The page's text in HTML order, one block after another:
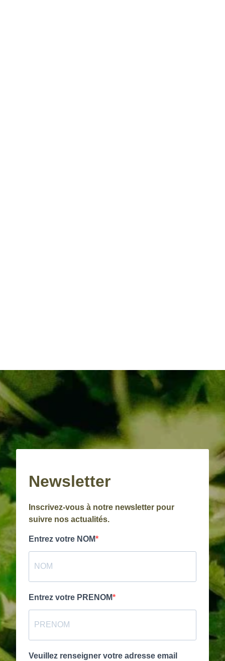
Newsletter
Inscrivez-vous à notre newsletter pour
suivre nos actualités.
Entrez votre NOM
Entrez votre PRENOM
Veuillez renseigner votre adresse email